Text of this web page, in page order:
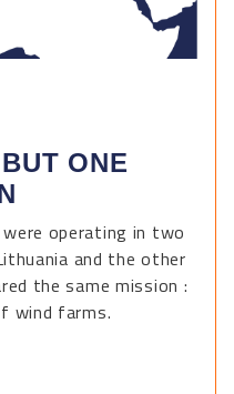
ONE
operating in two
and the other
the same mission :
wind farms.